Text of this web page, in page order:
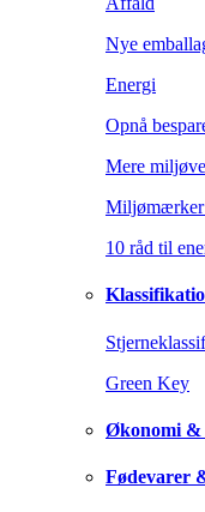
Nye
Energi
Opnå
Mere
Miljømærker
10 råd til
Green Key
Økonomi
Fødevarer